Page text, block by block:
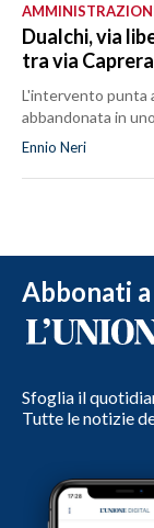
Dualchi, via
tra via
L'intervento punta
abbandonata in
Ennio Neri
Abbonati a
Sfoglia il
Tutte le notizie